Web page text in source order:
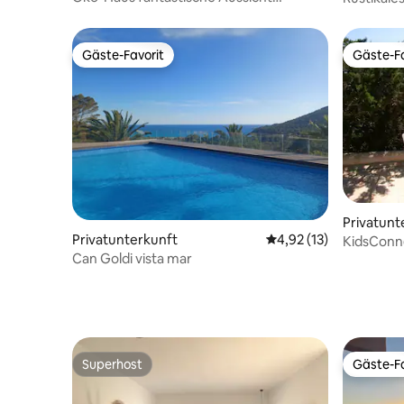
Gäste-Favorit
Gäste-Favorit
Privatunterkunft Durchschnittliche
4,92 (13)
Can Goldi vista mar
Gäste-
Gäste-
Superhost
Superhost Gäste-
Gäste-